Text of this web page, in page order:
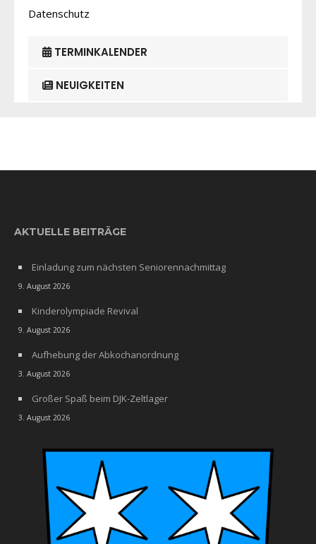
Datenschutz
TERMINKALENDER
NEUIGKEITEN
AKTUELLE BEITRÄGE
Einladung zum nächsten Seniorennachmittag
9. August 2026
Kinderolympiade Revival
9. August 2026
Aufhebung der Abkochanordnung
3. August 2026
Großer Spaß beim DJK-Zeltlager
3. August 2026